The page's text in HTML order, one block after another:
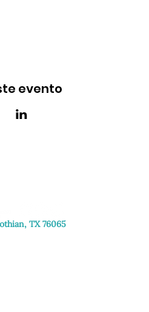
evento
TX 76065